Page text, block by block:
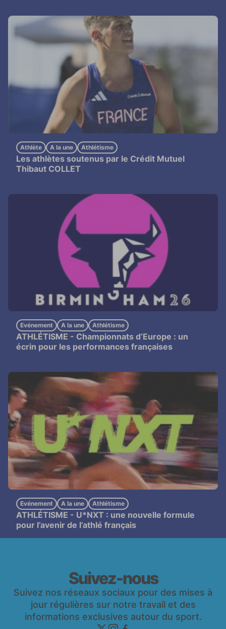
Les athlètes soutenus par le Crédit Mutuel
Thibaut COLLET
Athlète A la une Athlétisme
ATHLÉTISME - Championnats d’Europe : un
écrin pour les performances françaises
Evénement A la une Athlétisme
ATHLÉTISME - U*NXT : une nouvelle formule
pour l’avenir de l’athlé français
Evénement A la une Athlétisme
Suivez-nous
Suivez nos réseaux sociaux pour des mises à
jour régulières sur notre travail et des
informations exclusives autour du sport.